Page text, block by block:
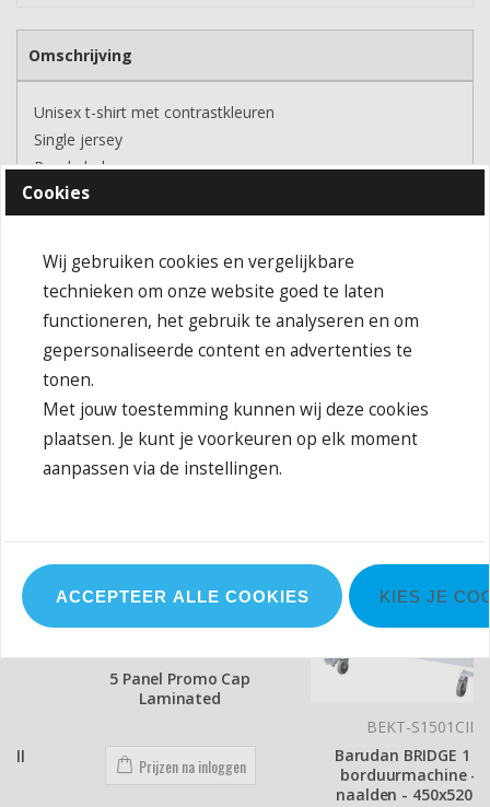
Omschrijving
Unisex t-shirt met contrastkleuren
Single jersey
Ronde hals
Contrastkleurige blokken met bies aan voorzijde
Manchetten met elastaan
IN DE KIJKER
5 Panel Promo Cap
Laminated
Prijzen na inloggen
BEKT-S1501CII
Barudan BRIDGE 1 KOP
borduurmachine - 15
naalden - 450x520mm
Cookies
Wij gebruiken cookies en vergelijkbare
technieken om onze website goed te laten
functioneren, het gebruik te analyseren en om
gepersonaliseerde content en advertenties te
tonen.
Met jouw toestemming kunnen wij deze cookies
plaatsen. Je kunt je voorkeuren op elk moment
aanpassen via de instellingen.
ACCEPTEER ALLE COOKIES KIES JE